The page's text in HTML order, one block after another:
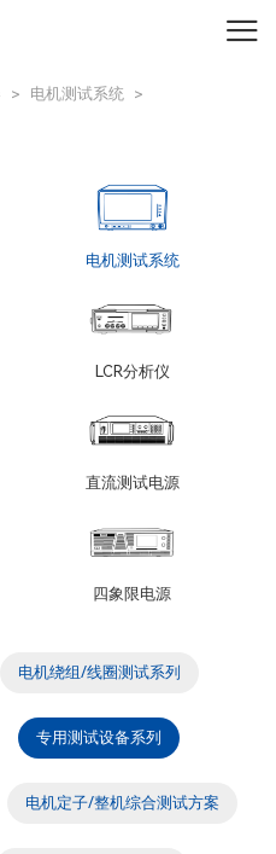
> 电机测试系统 >
电机测试系统
LCR分析仪
直流测试电源
四象限电源
电机绕组/线圈测试系列
专用测试设备系列
电机定子/整机综合测试方案